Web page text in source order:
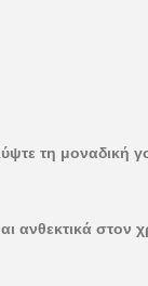
τη
ανθεκτικά